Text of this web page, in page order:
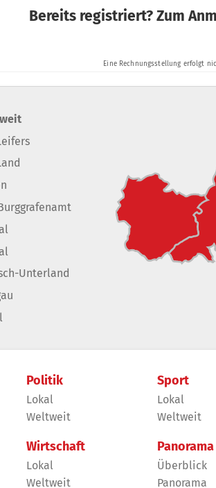
Unterland
Politik
Lokal
Weltweit
Wirtschaft
Lokal
Weltweit
Sport
Lokal
Weltweit
Panorama
Überblick
Panorama